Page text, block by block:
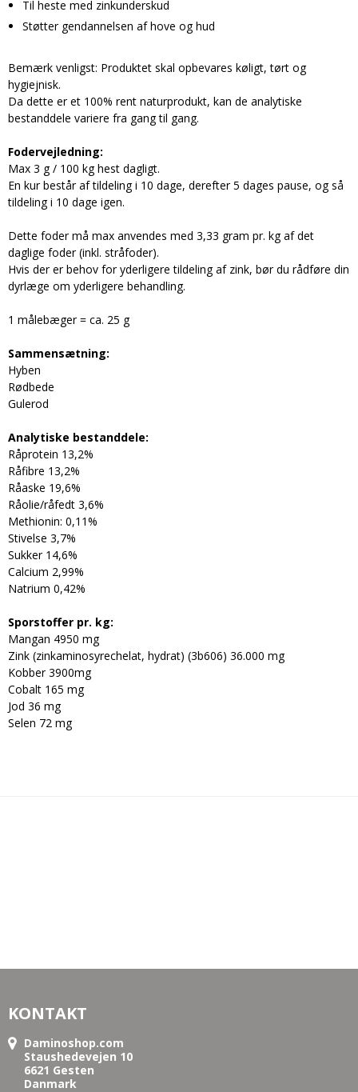
Til heste med zinkunderskud
Støtter gendannelsen af hove og hud
Bemærk venligst: Produktet skal opbevares køligt, tørt og
hygiejnisk.
Da dette er et 100% rent naturprodukt, kan de analytiske
bestanddele variere fra gang til gang.
Fodervejledning:
Max 3 g / 100 kg hest dagligt.
En kur består af tildeling i 10 dage, derefter 5 dages pause, og så
tildeling i 10 dage igen.
Dette foder må max anvendes med 3,33 gram pr. kg af det
daglige foder (inkl. stråfoder).
Hvis der er behov for yderligere tildeling af zink, bør du rådføre din
dyrlæge om yderligere behandling.
1 målebæger = ca. 25 g
Sammensætning:
Hyben
Rødbede
Gulerod
Analytiske bestanddele:
Råprotein 13,2%
Råfibre 13,2%
Råaske 19,6%
Råolie/råfedt 3,6%
Methionin: 0,11%
Stivelse 3,7%
Sukker 14,6%
Calcium 2,99%
Natrium 0,42%
Sporstoffer pr. kg:
Mangan 4950 mg
Zink (zinkaminosyrechelat, hydrat) (3b606) 36.000 mg
Kobber 3900mg
Cobalt 165 mg
Jod 36 mg
Selen 72 mg
KONTAKT
Daminoshop.com
Staushedevejen 10
6621 Gesten
Danmark